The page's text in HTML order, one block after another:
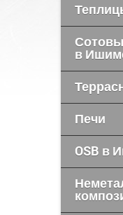
в
Печи
OSB в